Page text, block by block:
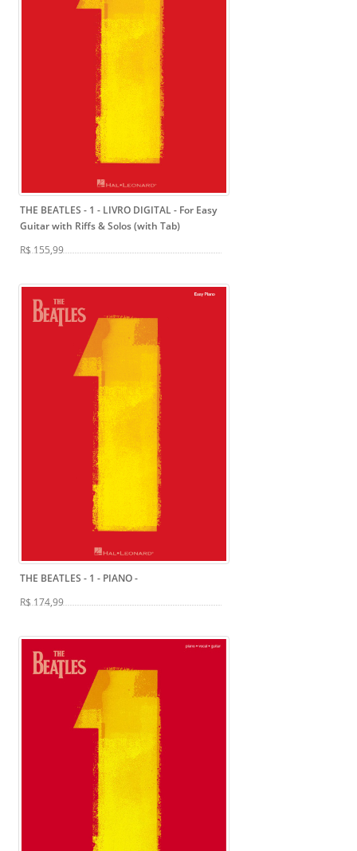
THE BEATLES - 1 - LIVRO DIGITAL- For Easy
Guitar with Riffs & Solos (with Tab)
R$ 155,99
THE BEATLES - 1 - PIANO-
R$ 174,99